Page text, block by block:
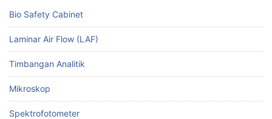
Bio Safety Cabinet
Laminar Air Flow (LAF)
Timbangan Analitik
Mikroskop
Spektrofotometer